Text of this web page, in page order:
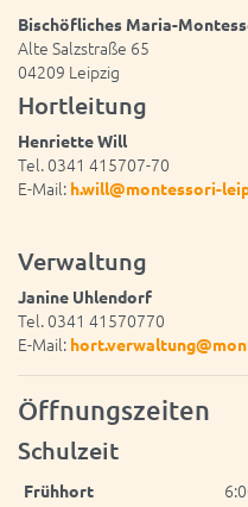
Bischöfliches Maria-
Alte Salzstraße 65
04209 Leipzig
Hortleitung
Henriette Will
Tel. 0341 415707-70
E-Mail: h.will@montessori-
Verwaltung
Janine Uhlendorf
Tel. 0341 41570770
E-Mail:
Öffnungszeiten
Schulzeit
Öffnungszeiten zur Schulzeit
Frühhort